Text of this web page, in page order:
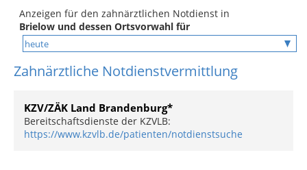
Anzeigen für den zahnärztlichen Notdienst in
Brielow und dessen Ortsvorwahl für
Zahnärztliche Notdienstvermittlung
KZV/ZÄK Land Brandenburg*
Bereitschaftsdienste der KZVLB:
https://www.kzvlb.de/patienten/notdienstsuche